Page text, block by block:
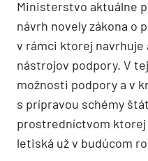
Ministerstvo aktuálne
návrh novely zákona o
v rámci ktorej navrhuje
nástrojov podpory. V
možnosti podpory a v
s prípravou schémy
prostredníctvom ktorej
letiská už v budúcom